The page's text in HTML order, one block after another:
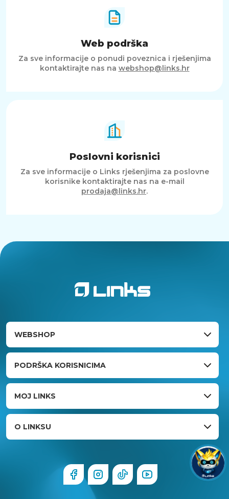
Web podrška
Za sve informacije o ponudi poveznica i rješenjima
kontaktirajte nas na webshop@links.hr
Poslovni korisnici
Za sve informacije o Links rješenjima za poslovne
korisnike kontaktirajte nas na e-mail
prodaja@links.hr.
WEBSHOP
PODRŠKA KORISNICIMA
MOJ LINKS
O LINKSU